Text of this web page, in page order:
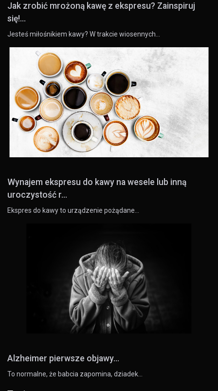
Jak zrobić mrożoną kawę z ekspresu? Zainspiruj
się!...
Jesteś miłośnikiem kawy? W trakcie wiosennych…
Wynajem ekspresu do kawy na wesele lub inną
uroczystość r...
Ekspres do kawy to urządzenie pożądane…
Alzheimer pierwsze objawy...
To normalne, że babcia zapomina, dziadek…